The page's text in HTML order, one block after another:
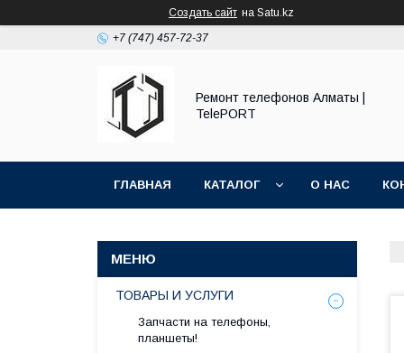
Создать сайт на Satu.kz
+7 (747) 457-72-37
Ремонт телефонов Алматы |
TelePORT
ГЛАВНАЯ КАТАЛОГ О НАС
ТОВАРЫ И УСЛУГИ
Запчасти на телефоны,
планшеты!